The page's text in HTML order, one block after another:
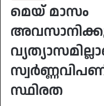
മെയ് മാസം
സ്ഥിരത